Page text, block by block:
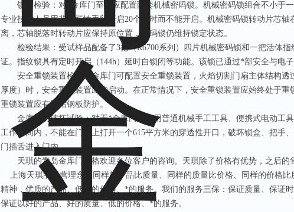
锁具检验：对*金库门至少应配置两套机械密码锁。机械密码锁组合不小于
专业技术人员用非破坏性手段开启20个工时而不能开启。机械密码锁转动片芯轴
离，芯轴脱落时转动片应保持原位置，密码锁仍维持锁定状态。
检验结果：受试样品配备了3把（R6700系列）四片机械密码锁和一把活体指
证。指纹锁具有定时开启（144h）延时自锁闭等功能。该锁已通过*部安全与电
安全重锁装置检验：金库门可配置安全重锁装置，火焰切割门扇主体结构透
厚度）时，安全重锁装置应能启动。在正常情况下，安全重锁装置应始终处于重
重锁装置应有防钻钢板防护。
金库门防破坏试验：对于*金库门，使用普通机械手工工具、便携式电动工具
工作时间内，不能在门体上打开一个615平方米的穿透性开口，破坏锁盒、把手
门插舌进入门内。
天琪的青岛金库门价格欢迎各位客户的咨询。天琪除了价格有优势，之后的
上海天琪的经营理念：同样的产品比质量、同样的质量比价格、同样的价格比
精神，优质的产品、低廉的价格、*的服务。我们的服务三保：保证质量、保证
保证以好的产品、好的质量、低的价格、*的服务。